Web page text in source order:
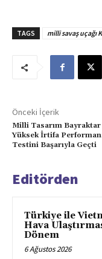
TAGS milli savaş uçağı
Önceki İçerik
Milli Tasarım Bayraktar
Yüksek İrtifa
Testini Başarıyla Geçti
Editörden
Türkiye ile
Hava
Dönem
6 Ağustos 2026